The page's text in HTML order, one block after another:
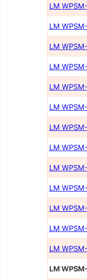
LM
LM
LM
LM
LM
LM
LM
LM
LM
LM
LM
LM
LM
LM